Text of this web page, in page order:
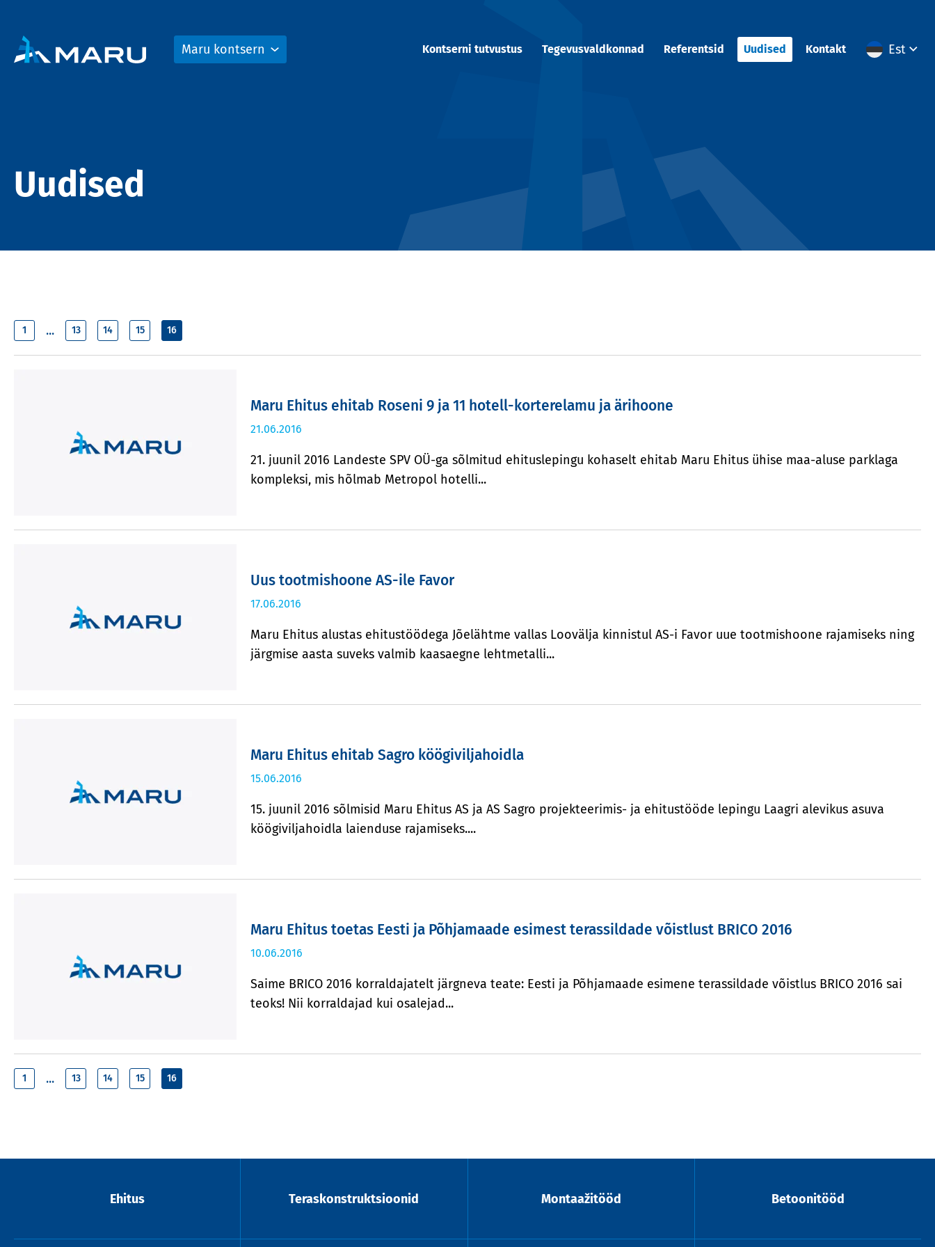
Maru kontsern Kontserni tutvustus Tegevusvaldkonnad Referentsid Uudised Kontakt Est
Uudised
1 ... 13 14 15 16
Maru Ehitus ehitab Roseni 9 ja 11 hotell-korterelamu ja ärihoone
21.06.2016
21. juunil 2016 Landeste SPV OÜ-ga sõlmitud ehituslepingu kohaselt ehitab Maru Ehitus ühise maa-aluse parklaga
kompleksi, mis hõlmab Metropol hotelli...
Uus tootmishoone AS-ile Favor
17.06.2016
Maru Ehitus alustas ehitustöödega Jõelähtme vallas Loovälja kinnistul AS-i Favor uue tootmishoone rajamiseks ning
järgmise aasta suveks valmib kaasaegne lehtmetalli...
Maru Ehitus ehitab Sagro köögiviljahoidla
15.06.2016
15. juunil 2016 sõlmisid Maru Ehitus AS ja AS Sagro projekteerimis- ja ehitustööde lepingu Laagri alevikus asuva
köögiviljahoidla laienduse rajamiseks....
Maru Ehitus toetas Eesti ja Põhjamaade esimest terassildade võistlust BRICO 2016
10.06.2016
Saime BRICO 2016 korraldajatelt järgneva teate: Eesti ja Põhjamaade esimene terassildade võistlus BRICO 2016 sai
teoks! Nii korraldajad kui osalejad...
1 ... 13 14 15 16
Ehitus Teraskonstruktsioonid Montaažitööd Betoonitööd